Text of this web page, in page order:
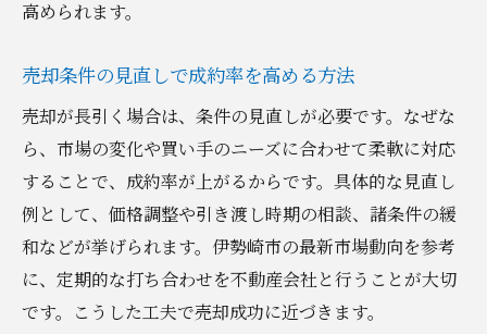
高められます。
売却条件の見直しで成約率を高める方法
売却が長引く場合は、条件の見直しが必要です。なぜな
ら、市場の変化や買い手のニーズに合わせて柔軟に対応
することで、成約率が上がるからです。具体的な見直し
例として、価格調整や引き渡し時期の相談、諸条件の緩
和などが挙げられます。伊勢崎市の最新市場動向を参考
に、定期的な打ち合わせを不動産会社と行うことが大切
です。こうした工夫で売却成功に近づきます。